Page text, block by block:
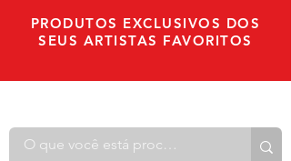
PRODUTOS EXCLUSIVOS DOS
SEUS ARTISTAS FAVORITOS